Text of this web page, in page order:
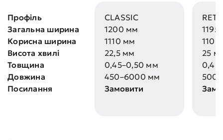
Профіль
Загальна ширина
Корисна ширина
Висота хвилі
Товщина
Довжина
Посилання
CLASSIC
1200 мм
1110 мм
22,5 мм
0,45–0,50 мм
450–6000 мм
Замовити
25